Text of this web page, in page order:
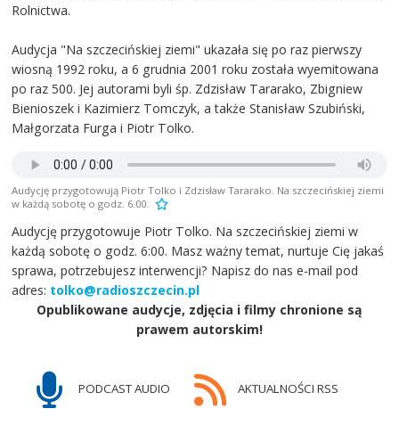
Rolnictwa.
Audycja "Na szczecińskiej ziemi" ukazała się po raz pierwszy
wiosną 1992 roku, a 6 grudnia 2001 roku została wyemitowana
po raz 500. Jej autorami byli śp. Zdzisław Tararako, Zbigniew
Bienioszek i Kazimierz Tomczyk, a także Stanisław Szubiński,
Małgorzata Furga i Piotr Tolko.
Audycję przygotowują Piotr Tolko i Zdzisław Tararako. Na szczecińskiej ziemi
w każdą sobotę o godz. 6.00.
Audycję przygotowuje Piotr Tolko. Na szczecińskiej ziemi w
każdą sobotę o godz. 6:00. Masz ważny temat, nurtuje Cię jakaś
sprawa, potrzebujesz interwencji? Napisz do nas e-mail pod
adres: tolko@radioszczecin.pl
Opublikowane audycje, zdjęcia i filmy chronione są
prawem autorskim!
PODCAST AUDIO AKTUALNOŚCI RSS